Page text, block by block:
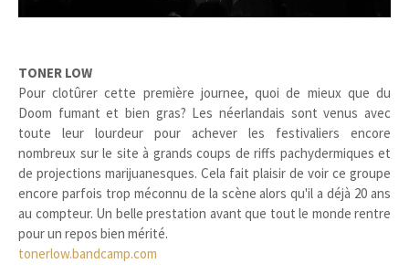
TONER LOW
Pour clotûrer cette première journee, quoi de mieux que du
Doom fumant et bien gras? Les néerlandais sont venus avec
toute leur lourdeur pour achever les festivaliers encore
nombreux sur le site à grands coups de riffs pachydermiques et
de projections marijuanesques. Cela fait plaisir de voir ce groupe
encore parfois trop méconnu de la scène alors qu'il a déjà 20 ans
au compteur. Un belle prestation avant que tout le monde rentre
pour un repos bien mérité.
tonerlow.bandcamp.com